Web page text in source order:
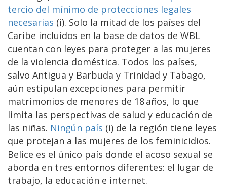
tercio del mínimo de protecciones legales
necesarias (i). Solo la mitad de los países del
Caribe incluidos en la base de datos de WBL
cuentan con leyes para proteger a las mujeres
de la violencia doméstica. Todos los países,
salvo Antigua y Barbuda y Trinidad y Tabago,
aún estipulan excepciones para permitir
matrimonios de menores de 18 años, lo que
limita las perspectivas de salud y educación de
las niñas. Ningún país (i) de la región tiene leyes
que protejan a las mujeres de los feminicidios.
Belice es el único país donde el acoso sexual se
aborda en tres entornos diferentes: el lugar de
trabajo, la educación e internet.